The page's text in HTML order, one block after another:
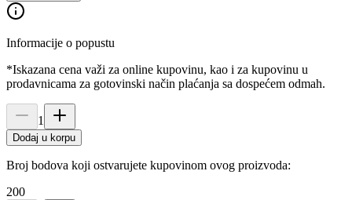
Informacije o popustu
*Iskazana cena važi za online kupovinu, kao i za kupovinu u
prodavnicama za gotovinski način plaćanja sa dospećem odmah.
1
Dodaj u korpu
Broj bodova koji ostvarujete kupovinom ovog proizvoda:
200